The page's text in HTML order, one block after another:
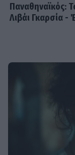
Παναθηναϊκός:
Λιβάι Γκαρσία -